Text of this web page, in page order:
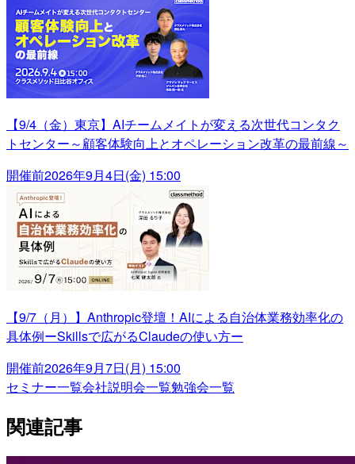
【9/4（金）東京】AIチームメイトが変える次世代コンタク
トセンター～顧客体験向上とオペレーション改革の最前線～
開催前2026年9月4日(金) 15:00
【9/7（月）】Anthropic登壇！AIによる自治体業務効率化の
具体例ーSkillsで広がるClaudeの使い方ー
開催前2026年9月7日(月) 15:00
セミナー一覧会社説明会一覧勉強会一覧
関連記事